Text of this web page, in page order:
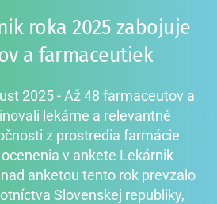
roka 2025 zabojuje
a farmaceutiek
2025 - Až 48 farmaceutov a
lekárne a relevantné
z prostredia farmácie
v ankete Lekárnik
anketou tento rok prevzalo
Slovenskej republiky,